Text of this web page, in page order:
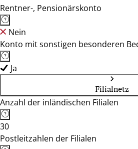
Rentner-, Pensionärskonto
Nein
Konto mit sonstigen besonderen
Ja
Filialnetz
Anzahl der inländischen Filialen
30
Postleitzahlen der Filialen